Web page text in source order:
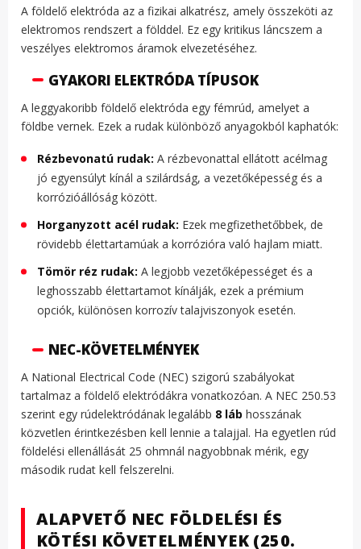
A földelő elektróda az a fizikai alkatrész, amely összeköti az
elektromos rendszert a földdel. Ez egy kritikus láncszem a
veszélyes elektromos áramok elvezetéséhez.
GYAKORI ELEKTRÓDA TÍPUSOK
A leggyakoribb földelő elektróda egy fémrúd, amelyet a
földbe vernek. Ezek a rudak különböző anyagokból kaphatók:
Rézbevonatú rudak: A rézbevonattal ellátott acélmag
jó egyensúlyt kínál a szilárdság, a vezetőképesség és a
korrózióállóság között.
Horganyzott acél rudak: Ezek megfizethetőbbek, de
rövidebb élettartamúak a korrózióra való hajlam miatt.
Tömör réz rudak: A legjobb vezetőképességet és a
leghosszabb élettartamot kínálják, ezek a prémium
opciók, különösen korrozív talajviszonyok esetén.
NEC-KÖVETELMÉNYEK
A National Electrical Code (NEC) szigorú szabályokat
tartalmaz a földelő elektródákra vonatkozóan. A NEC 250.53
szerint egy rúdelektródának legalább 8 láb hosszának
közvetlen érintkezésben kell lennie a talajjal. Ha egyetlen rúd
földelési ellenállását 25 ohmnál nagyobbnak mérik, egy
második rudat kell felszerelni.
ALAPVETŐ NEC FÖLDELÉSI ÉS
KÖTÉSI KÖVETELMÉNYEK (250.